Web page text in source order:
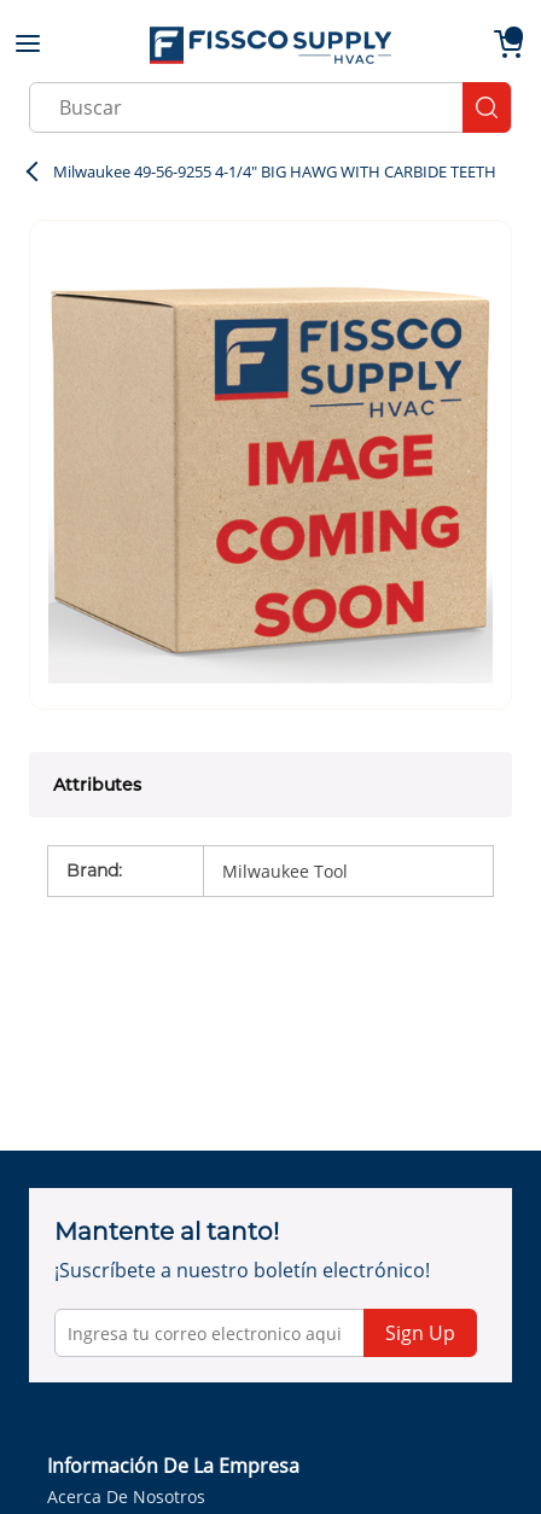
Skip to main content
Site Search
Milwaukee 49-56-9255 4-1/4" BIG HAWG WITH CARBIDE TEETH
Attributes
Brand: Milwaukee Tool
Mantente al tanto!
¡Suscríbete a nuestro boletín electrónico!
Sign Up
Información De La Empresa
Acerca De Nosotros